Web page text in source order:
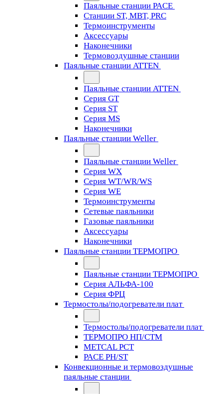
Паяльные станции PACE
Станции ST, MBT, PRC
Термоинструменты
Аксессуары
Наконечники
Термовоздушные станции
Паяльные станции ATTEN
Паяльные станции ATTEN
Серия GT
Серия ST
Серия MS
Наконечники
Паяльные станции Weller
Паяльные станции Weller
Серия WX
Серия WT/WR/WS
Серия WE
Термоинструменты
Сетевые паяльники
Газовые паяльники
Аксессуары
Наконечники
Паяльные станции ТЕРМОПРО
Паяльные станции ТЕРМОПРО
Серия АЛЬФА-100
Серия ФРЦ
Термостолы/подогреватели плат
Термостолы/подогреватели плат
ТЕРМОПРО НП/СТМ
METCAL PCT
PACE PH/ST
Конвекционные и термовоздушные
паяльные станции